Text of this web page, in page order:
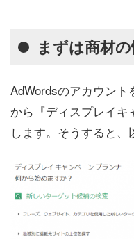
まずは商材
AdWordsのアカウン
から『ディスプレイ
します。そうすると、